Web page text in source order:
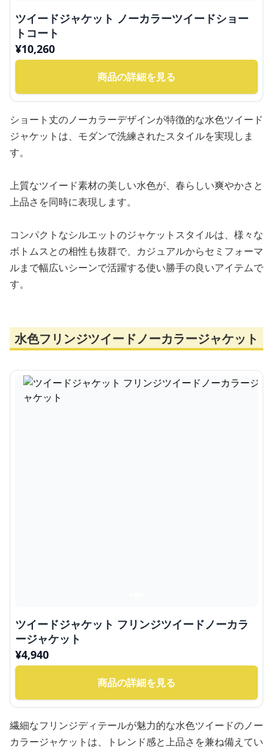
ツイードジャケット ノーカラーツイードショー
トコート
¥10,260
商品の詳細を見る
ショート丈のノーカラーデザインが特徴的な水色ツイード
ジャケットは、モダンで洗練されたスタイルを実現しま
す。
上質なツイード素材の美しい水色が、春らしい爽やかさと
上品さを同時に表現します。
コンパクトなシルエットのジャケットスタイルは、様々な
ボトムスとの相性も抜群で、カジュアルからセミフォーマ
ルまで幅広いシーンで活躍する使い勝手の良いアイテムで
す。
水色フリンジツイードノーカラージャケット
ツイードジャケット フリンジツイードノーカラ
ージャケット
¥4,940
商品の詳細を見る
繊細なフリンジディテールが魅力的な水色ツイードのノー
カラージャケットは、トレンド感と上品さを兼ね備えてい